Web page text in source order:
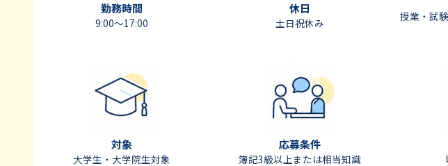
勤務時間
9:00〜17:00
休日
土日祝休み
授業・試
対象
大学生・大学院生対象
応募条件
簿記3級以上または相当知識